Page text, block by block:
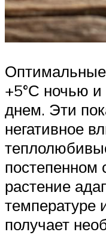
Оптимальные
+5°С ночью и
днем. Эти
негативное
постепенном
растение
температуре
получает